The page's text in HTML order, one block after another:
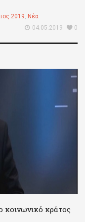
2019, Νέα
04.05.2019
0
κοινωνικό κράτος